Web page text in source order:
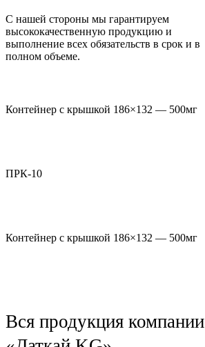
С нашей стороны мы гарантируем
высококачественную продукцию и
выполнение всех обязательств в срок и в
полном объеме.
Контейнер с крышкой 186×132 — 500мг
ПРК-10
Контейнер с крышкой 186×132 — 500мг
Вся продукция компании